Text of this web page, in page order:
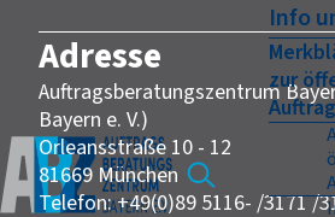
Info
zur
Adresse
Auftragsberatungszentrum
Bayern e. V.)
Orleansstraße 10 - 12
81669 München
Telefon: +49(0)89 5116- /3171 /